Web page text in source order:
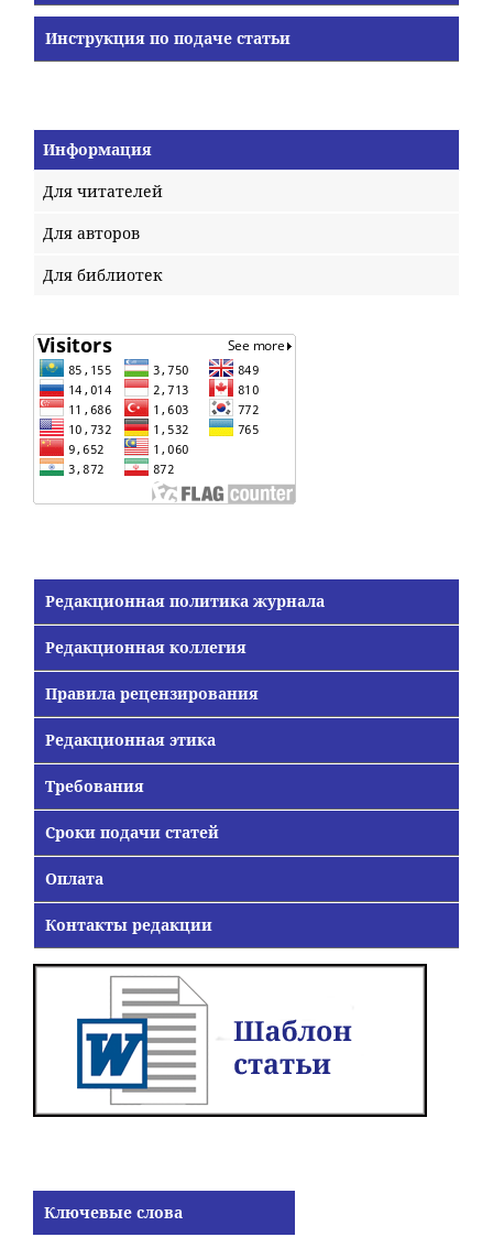
Инструкция по подаче статьи
Информация
Для читателей
Для авторов
Для библиотек
Редакционная политика журнала
Редакционная коллегия
Правила рецензирования
Редакционная этика
Требования
Сроки подачи статей
Оплата
Контакты редакции
Ключевые слова